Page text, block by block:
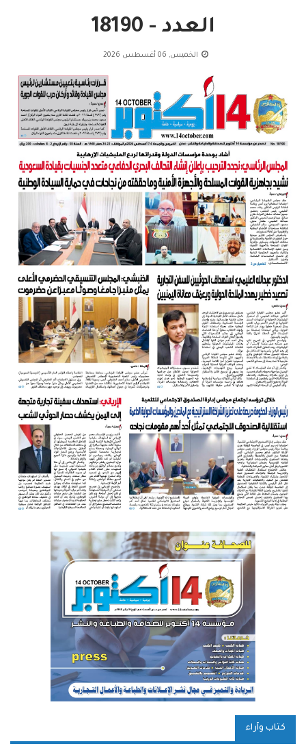
العدد - 18190
الخميس, 06 أغسطس 2026
كتاب وآراء